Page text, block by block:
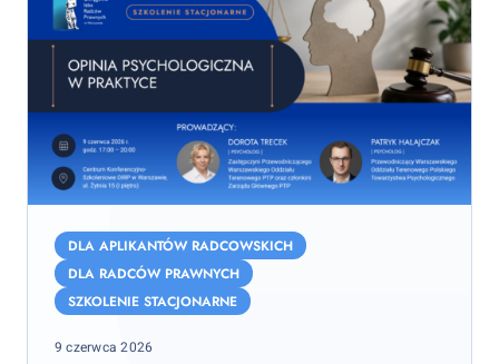
„Opinia
psychologiczna
praktyce”
DLA APLIKANTÓW RADCOWSKICH
DLA RADCÓW PRAWNYCH
SZKOLENIE STACJONARNE
Posted
9 czerwca 2026